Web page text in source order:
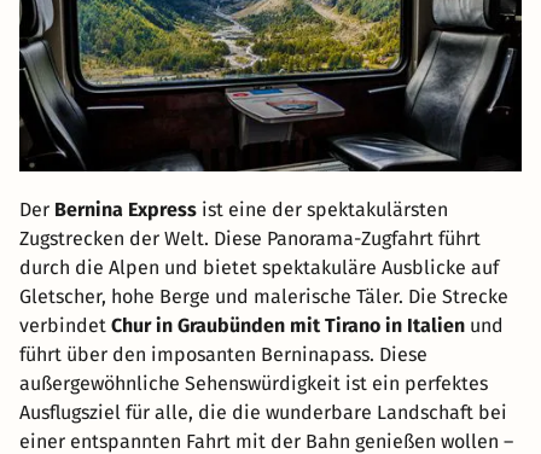
Der Bernina Express ist eine der spektakulärsten
Zugstrecken der Welt. Diese Panorama-Zugfahrt führt
durch die Alpen und bietet spektakuläre Ausblicke auf
Gletscher, hohe Berge und malerische Täler. Die Strecke
verbindet Chur in Graubünden mit Tirano in Italien und
führt über den imposanten Berninapass. Diese
außergewöhnliche Sehenswürdigkeit ist ein perfektes
Ausflugsziel für alle, die die wunderbare Landschaft bei
einer entspannten Fahrt mit der Bahn genießen wollen –